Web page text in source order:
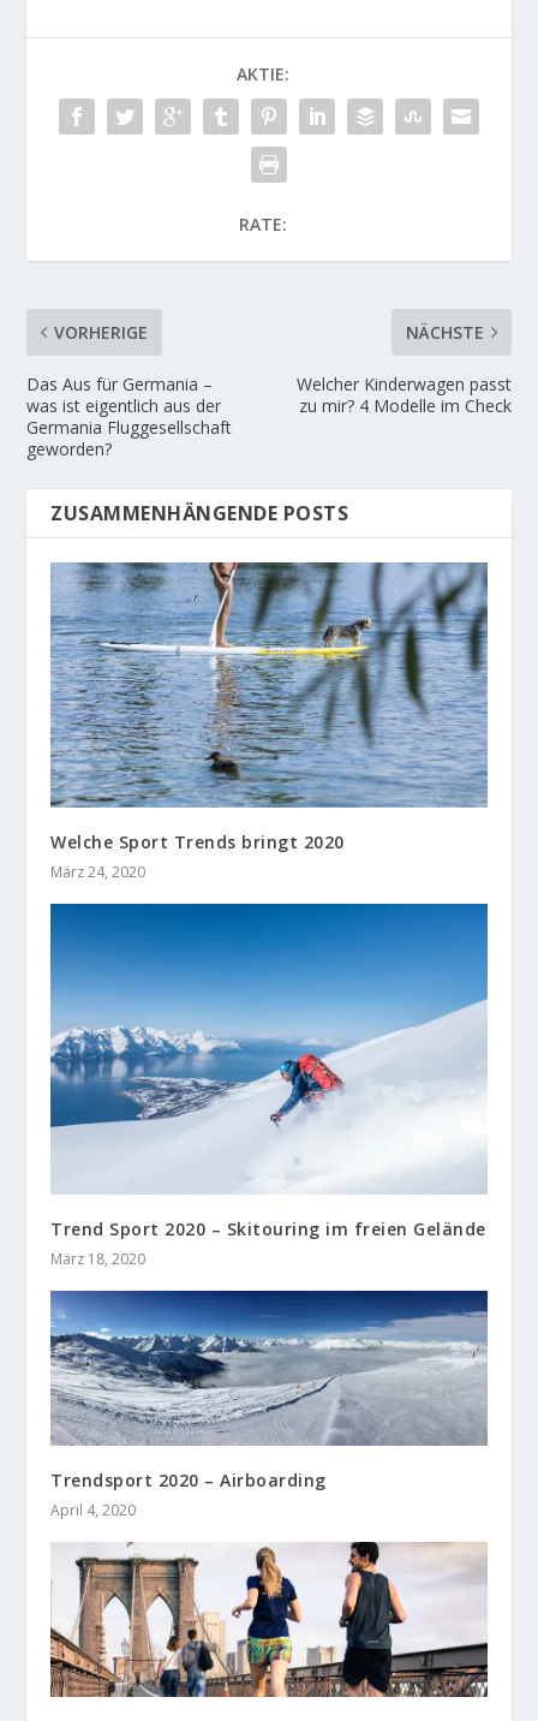
AKTIE:
RATE:
VORHERIGE
Das Aus für Germania –
was ist eigentlich aus der
Germania Fluggesellschaft
geworden?
NÄCHSTE
Welcher Kinderwagen passt
zu mir? 4 Modelle im Check
ZUSAMMENHÄNGENDE POSTS
Welche Sport Trends bringt 2020
März 24, 2020
Trend Sport 2020 – Skitouring im freien Gelände
März 18, 2020
Trendsport 2020 – Airboarding
April 4, 2020